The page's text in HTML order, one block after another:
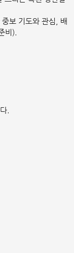
보 기도와 관심, 배
비).
.